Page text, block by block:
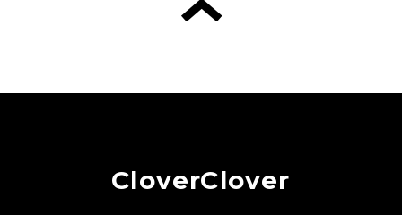
CloverClover